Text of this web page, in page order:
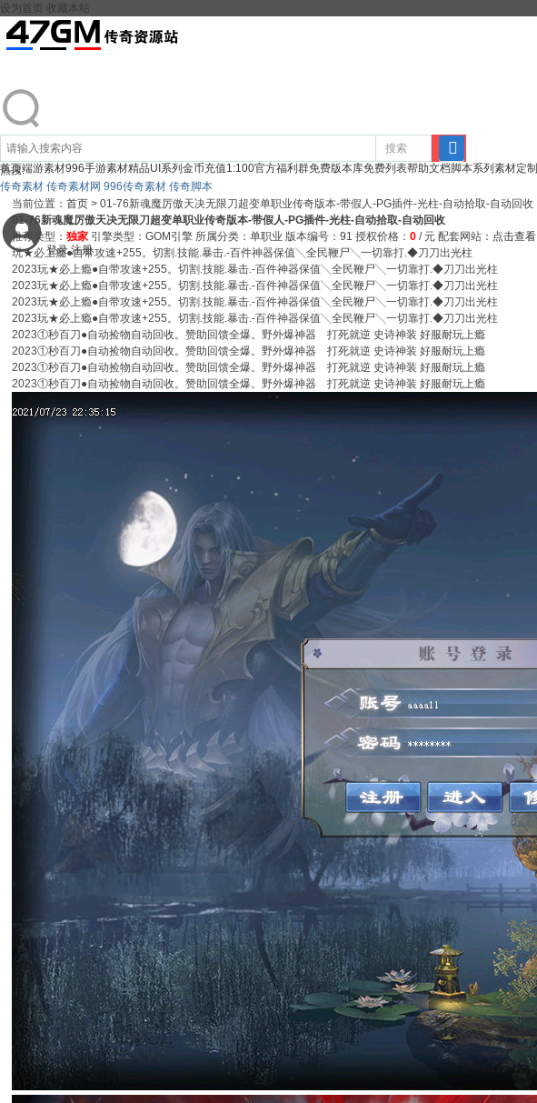
设为首页 收藏本站
搜索
搜
索
热搜:
传奇素材 传奇素材网 996传奇素材 传奇脚本
登录 注册
首页端游素材996手游素材精品UI系列 金币充值1:100官方福利群免费版本库免费列表帮助文档脚本系列 素材定制
当前位置：首页 >01-76新魂魔厉傲天决无限刀超变单职业传奇版本-带假人-PG插件-光柱-自动拾取-自动回收
01-76新魂魔厉傲天决无限刀超变单职业传奇版本-带假人-PG插件-光柱-自动拾取-自动回收
推荐类型：独家 引擎类型：GOM引擎 所属分类：单职业 版本编号：91 授权价格：0 / 元 配套网站： 点击查看
玩★必上瘾●自带攻速+255。切割.技能.暴击.-百件神器保值╲全民鞭尸╲一切靠打.◆刀刀出光柱
2023玩★必上瘾●自带攻速+255。切割.技能.暴击.-百件神器保值╲全民鞭尸╲一切靠打.◆刀刀出光柱
2023玩★必上瘾●自带攻速+255。切割.技能.暴击.-百件神器保值╲全民鞭尸╲一切靠打.◆刀刀出光柱
2023玩★必上瘾●自带攻速+255。切割.技能.暴击.-百件神器保值╲全民鞭尸╲一切靠打.◆刀刀出光柱
2023玩★必上瘾●自带攻速+255。切割.技能.暴击.-百件神器保值╲全民鞭尸╲一切靠打.◆刀刀出光柱
2023①秒百刀●自动捡物自动回收。赞助回馈全爆。野外爆神器 打死就逆 史诗神装 好服耐玩上瘾
2023①秒百刀●自动捡物自动回收。赞助回馈全爆。野外爆神器 打死就逆 史诗神装 好服耐玩上瘾
2023①秒百刀●自动捡物自动回收。赞助回馈全爆。野外爆神器 打死就逆 史诗神装 好服耐玩上瘾
2023①秒百刀●自动捡物自动回收。赞助回馈全爆。野外爆神器 打死就逆 史诗神装 好服耐玩上瘾